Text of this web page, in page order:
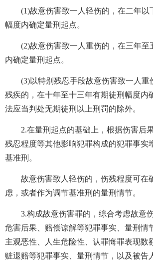
(1)故意伤害致一人轻伤的，在二年以
幅度内确定量刑起点。
(2)故意伤害致一人重伤的，在三年至
内确定量刑起点。
(3)以特别残忍手段故意伤害致一人重
残疾的，在十年至十三年有期徒刑幅度内
法应当判处无期徒刑以上刑罚的除外。
2.在量刑起点的基础上，根据伤害后
残忍程度等其他影响犯罪构成的犯罪事实
基准刑。
故意伤害致人轻伤的，伤残程度可在
虑，或者作为调节基准刑的量刑情节。
3.构成故意伤害罪的，综合考虑故意伤
危害后果、赔偿谅解等犯罪事实、量刑情
主观恶性、人生危险性、认罪悔罪表现数
赃退赔等犯罪事实、量刑情节，以及被告